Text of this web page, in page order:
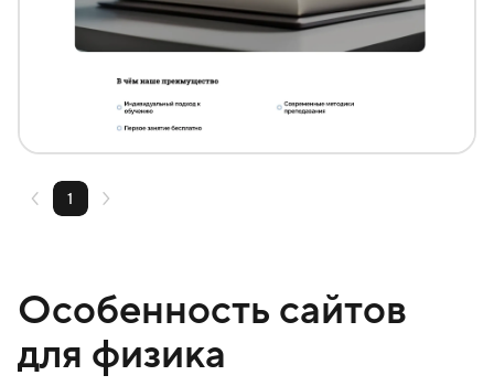
Создать похожий
1
Особенность сайтов
для физика